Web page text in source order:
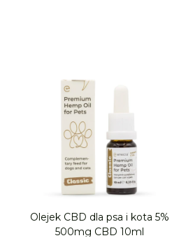
Olejek CBD dla psa i kota 5%
500mg CBD 10ml